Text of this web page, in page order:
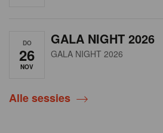
DO
26
NOV
GALA NIGHT 2026
GALA NIGHT 2026
Alle sessies